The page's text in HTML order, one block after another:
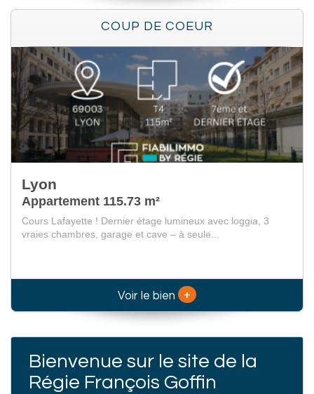
COUP DE COEUR
Lyon
Appartement 115.73 m²
Cours Lafayette ! Dernier étage lumineux avec loggia, 3
vraies chambres, garage et cave – à seule...
Voir le bien +
Bienvenue sur le site de la
Régie François Goffin